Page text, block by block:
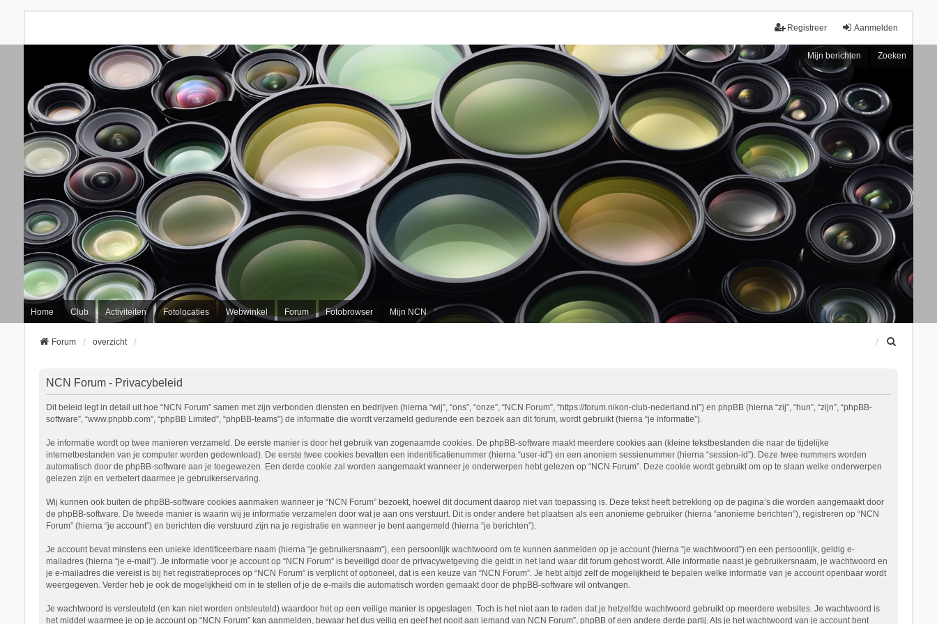
Aanmelden
Registreer
Mijn berichten Zoeken
Home Club Activiteiten Fotolocaties Webwinkel Forum Fotobrowser Mijn NCN
Forum overzicht
NCN Forum - Privacybeleid
Dit beleid legt in detail uit hoe “NCN Forum” samen met zijn verbonden diensten en bedrijven (hierna “wij”, “ons”, “onze”, “NCN Forum”, “https://forum.nikon-club-nederland.nl”) en phpBB (hierna “zij”, “hun”, “zijn”, “phpBB-
software”, “www.phpbb.com”, “phpBB Limited”, “phpBB-teams”) de informatie die wordt verzameld gedurende een bezoek aan dit forum, wordt gebruikt (hierna “je informatie”).
Je informatie wordt op twee manieren verzameld. De eerste manier is door het gebruik van zogenaamde cookies. De phpBB-software maakt meerdere cookies aan (kleine tekstbestanden die naar de tijdelijke
internetbestanden van je computer worden gedownload). De eerste twee cookies bevatten een indentificatienummer (hierna “user-id”) en een anoniem sessienummer (hierna “session-id”). Deze twee nummers worden
automatisch door de phpBB-software aan je toegewezen. Een derde cookie zal worden aangemaakt wanneer je onderwerpen hebt gelezen op “NCN Forum”. Deze cookie wordt gebruikt om op te slaan welke onderwerpen
gelezen zijn en verbetert daarmee je gebruikerservaring.
Wij kunnen ook buiten de phpBB-software cookies aanmaken wanneer je “NCN Forum” bezoekt, hoewel dit document daarop niet van toepassing is. Deze tekst heeft betrekking op de pagina’s die worden aangemaakt door
de phpBB-software. De tweede manier is waarin wij je informatie verzamelen door wat je aan ons verstuurt. Dit is onder andere het plaatsen als een anonieme gebruiker (hierna “anonieme berichten”), registreren op “NCN
Forum” (hierna “je account”) en berichten die verstuurd zijn na je registratie en wanneer je bent aangemeld (hierna “je berichten”).
Je account bevat minstens een unieke identificeerbare naam (hierna “je gebruikersnaam”), een persoonlijk wachtwoord om te kunnen aanmelden op je account (hierna “je wachtwoord”) en een persoonlijk, geldig e-
mailadres (hierna “je e-mail”). Je informatie voor je account op “NCN Forum” is beveiligd door de privacywetgeving die geldt in het land waar dit forum gehost wordt. Alle informatie naast je gebruikersnaam, je wachtwoord en
je e-mailadres die vereist is bij het registratieproces op “NCN Forum” is verplicht of optioneel, dat is een keuze van “NCN Forum”. Je hebt altijd zelf de mogelijkheid te bepalen welke informatie van je account openbaar wordt
weergegeven. Verder heb je ook de mogelijkheid om in te stellen of je de e-mails die automatisch worden gemaakt door de phpBB-software wil ontvangen.
Je wachtwoord is versleuteld (en kan niet worden ontsleuteld) waardoor het op een veilige manier is opgeslagen. Toch is het niet aan te raden dat je hetzelfde wachtwoord gebruikt op meerdere websites. Je wachtwoord is
het middel waarmee je op je account op “NCN Forum” kan aanmelden, bewaar het dus veilig en geef het nooit aan iemand van NCN Forum”, phpBB of een andere derde partij. Als je het wachtwoord van je account bent